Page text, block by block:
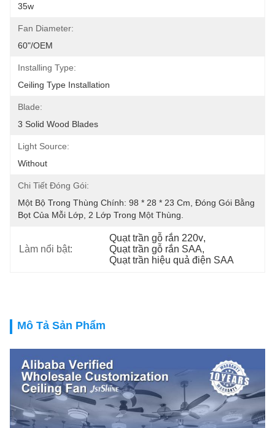
35w
Fan Diameter:
60"/OEM
Installing Type:
Ceiling Type Installation
Blade:
3 Solid Wood Blades
Light Source:
Without
Chi Tiết Đóng Gói:
Một Bộ Trong Thùng Chính: 98 * 28 * 23 Cm, Đóng Gói Bằng
Bọt Của Mỗi Lớp, 2 Lớp Trong Một Thùng.
Làm nổi bật:
Quạt trần gỗ rắn 220v,
Quạt trần gỗ rắn SAA,
Quạt trần hiệu quả điện SAA
Mô Tả Sản Phẩm